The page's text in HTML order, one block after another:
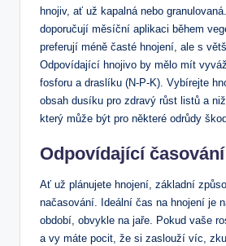
hnojiv, ať⁢ už kapalná nebo
doporučují měsíční aplikaci během
preferují méně časté hnojení, ale s
Odpovídající hnojivo by mělo mít
fosforu ‌a draslíku (N-P-K). Vybírejte
obsah dusíku ⁤pro zdravý růst listů a
který může‍ být pro některé odrůdy
Odpovídající časování
Ať už plánujete hnojení, základní
načasování. Ideální čas na hnojení je
období, obvykle‍ na jaře. ‌Pokud vaše
a vy máte pocit, že si zaslouží víc,